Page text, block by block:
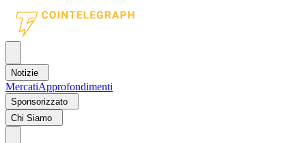
Notizie
MercatiApprofondimenti
Sponsorizzato
Chi Siamo